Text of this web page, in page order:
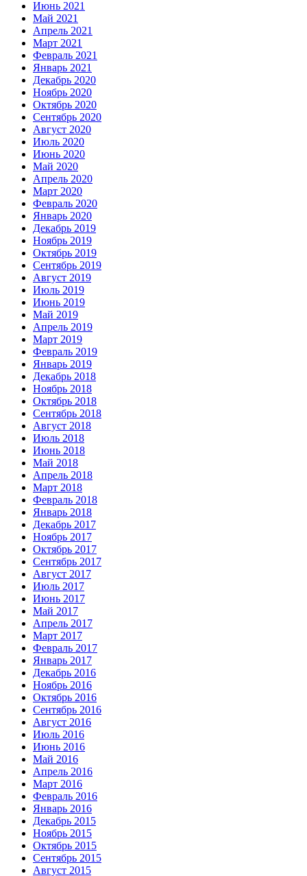
Июнь 2021
Май 2021
Апрель 2021
Март 2021
Февраль 2021
Январь 2021
Декабрь 2020
Ноябрь 2020
Октябрь 2020
Сентябрь 2020
Август 2020
Июль 2020
Июнь 2020
Май 2020
Апрель 2020
Март 2020
Февраль 2020
Январь 2020
Декабрь 2019
Ноябрь 2019
Октябрь 2019
Сентябрь 2019
Август 2019
Июль 2019
Июнь 2019
Май 2019
Апрель 2019
Март 2019
Февраль 2019
Январь 2019
Декабрь 2018
Ноябрь 2018
Октябрь 2018
Сентябрь 2018
Август 2018
Июль 2018
Июнь 2018
Май 2018
Апрель 2018
Март 2018
Февраль 2018
Январь 2018
Декабрь 2017
Ноябрь 2017
Октябрь 2017
Сентябрь 2017
Август 2017
Июль 2017
Июнь 2017
Май 2017
Апрель 2017
Март 2017
Февраль 2017
Январь 2017
Декабрь 2016
Ноябрь 2016
Октябрь 2016
Сентябрь 2016
Август 2016
Июль 2016
Июнь 2016
Май 2016
Апрель 2016
Март 2016
Февраль 2016
Январь 2016
Декабрь 2015
Ноябрь 2015
Октябрь 2015
Сентябрь 2015
Август 2015